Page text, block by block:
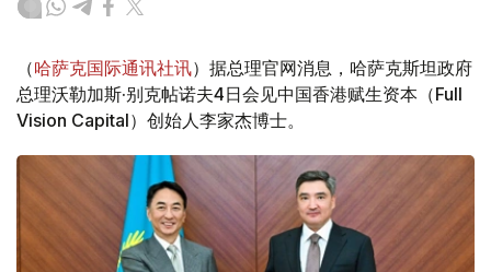
（哈萨克国际通讯社讯）据总理官网消息，哈萨克斯坦政府
总理沃勒加斯·别克帖诺夫4日会见中国香港赋生资本（Full
Vision Capital）创始人李家杰博士。